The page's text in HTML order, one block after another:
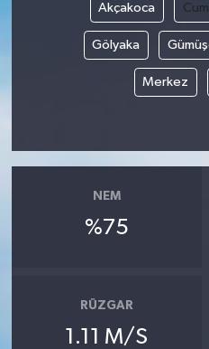
Akçakoca
Gölyaka
Merkez
NEM
%75
RÜZGAR
1.11 M/S